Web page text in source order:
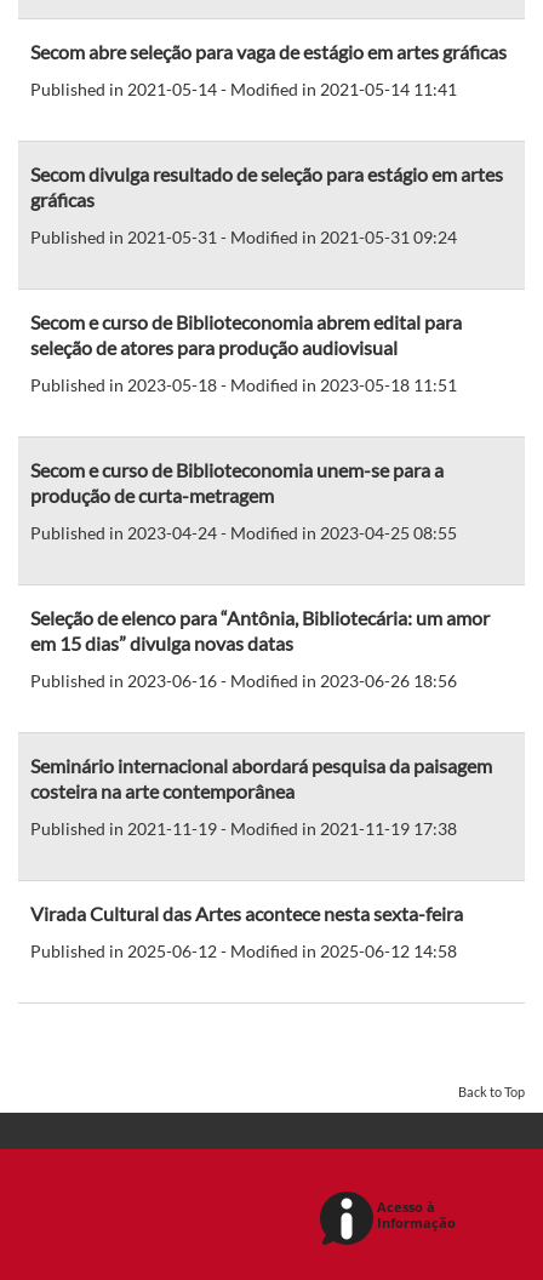
Secom abre seleção para vaga de estágio em artes gráficas
Published in 2021-05-14 - Modified in 2021-05-14 11:41
Secom divulga resultado de seleção para estágio em artes
gráficas
Published in 2021-05-31 - Modified in 2021-05-31 09:24
Secom e curso de Biblioteconomia abrem edital para
seleção de atores para produção audiovisual
Published in 2023-05-18 - Modified in 2023-05-18 11:51
Secom e curso de Biblioteconomia unem-se para a
produção de curta-metragem
Published in 2023-04-24 - Modified in 2023-04-25 08:55
Seleção de elenco para “Antônia, Bibliotecária: um amor
em 15 dias” divulga novas datas
Published in 2023-06-16 - Modified in 2023-06-26 18:56
Seminário internacional abordará pesquisa da paisagem
costeira na arte contemporânea
Published in 2021-11-19 - Modified in 2021-11-19 17:38
Virada Cultural das Artes acontece nesta sexta-feira
Published in 2025-06-12 - Modified in 2025-06-12 14:58
Back to Top